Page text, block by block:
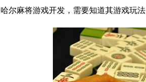
尔麻将游戏开发，需要知道其游戏玩